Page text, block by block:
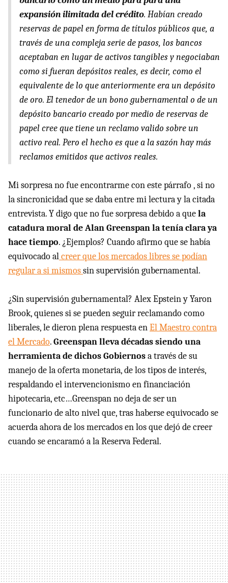
expansión ilimitada del crédito. Habían creado
reservas de papel en forma de títulos públicos que, a
través de una compleja serie de pasos, los bancos
aceptaban en lugar de activos tangibles y negociaban
como si fueran depósitos reales, es decir, como el
equivalente de lo que anteriormente era un depósito
de oro. El tenedor de un bono gubernamental o de un
depósito bancario creado por medio de reservas de
papel cree que tiene un reclamo valido sobre un
activo real. Pero el hecho es que a la sazón hay más
reclamos emitidos que activos reales.
Mi sorpresa no fue encontrarme con este párrafo , si no
la sincronicidad que se daba entre mi lectura y la citada
entrevista. Y digo que no fue sorpresa debido a quela
catadura moral de Alan Greenspan la tenía clara ya
hace tiempo. ¿Ejemplos? Cuando afirmo que se había
equivocado alcreer que los mercados libres se podían
regular a si mismossin supervisión gubernamental.
¿Sin supervisión gubernamental? Alex Epstein y Yaron
Brook, quienes si se pueden seguir reclamando como
liberales, le dieron plena respuesta enEl Maestro contra
el Mercado.Greenspan lleva décadas siendo una
herramienta de dichos Gobiernosa través de su
manejo de la oferta monetaria, de los tipos de interés,
respaldando el intervencionismo en financiación
hipotecaria, etc…Greenspan no deja de ser un
funcionario de alto nivel que, tras haberse equivocado se
acuerda ahora de los mercados en los que dejó de creer
cuando se encaramó a la Reserva Federal.